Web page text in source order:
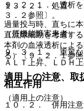
１３．２． 処置
過量投与時、直ちに
直流除細動を考慮す
本剤の血液透析によ
る）〔９．２．１参
適用上の注意、取
（適用上の注意）
９．２．１． 透析を
３．２参照〕。
（肝機能障害患者）
９．３．１． 重篤な
ＡＬＴ上昇、ＬＤＨ
相互作用
１０．２． 併用注意